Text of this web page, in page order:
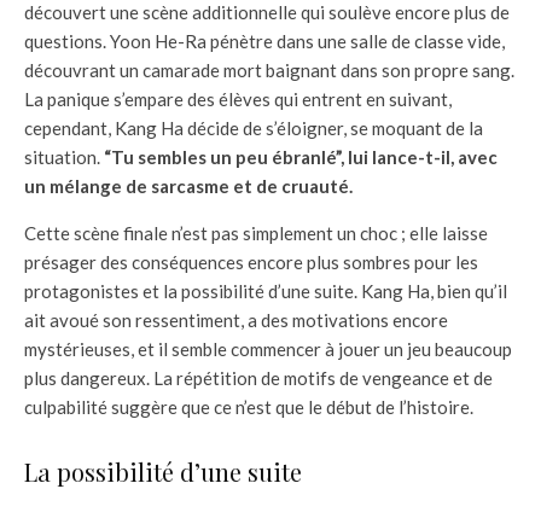
découvert une scène additionnelle qui soulève encore plus de
questions. Yoon He-Ra pénètre dans une salle de classe vide,
découvrant un camarade mort baignant dans son propre sang.
La panique s’empare des élèves qui entrent en suivant,
cependant, Kang Ha décide de s’éloigner, se moquant de la
situation. “Tu sembles un peu ébranlé”, lui lance-t-il, avec
un mélange de sarcasme et de cruauté.
Cette scène finale n’est pas simplement un choc ; elle laisse
présager des conséquences encore plus sombres pour les
protagonistes et la possibilité d’une suite. Kang Ha, bien qu’il
ait avoué son ressentiment, a des motivations encore
mystérieuses, et il semble commencer à jouer un jeu beaucoup
plus dangereux. La répétition de motifs de vengeance et de
culpabilité suggère que ce n’est que le début de l’histoire.
La possibilité d’une suite